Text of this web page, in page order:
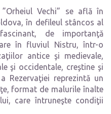
”Orheiul Vechi” se află în
în defileul stâncos al
de importanţă
în fluviul Nistru, într-o
antice şi medievale,
şi occidentale, creştine şi
Rezervaţiei reprezintă un
format de malurile înalte
care întruneşte condiţii